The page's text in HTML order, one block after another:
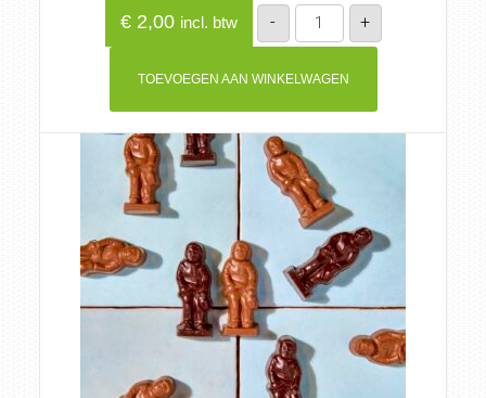
€2,00 incl. btw -
Worstenbroodje
(warm)
aantal
+
TOEVOEGEN AAN WINKELWAGEN